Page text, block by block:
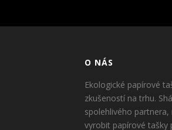
O NÁS
Ekologické papírové
zkušeností na trhu.
spolehlivého
vyrobit papírové tašky